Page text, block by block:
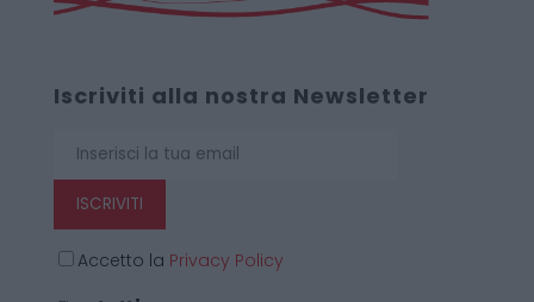
Iscriviti alla nostra Newsletter
ISCRIVITI
Accetto la Privacy Policy